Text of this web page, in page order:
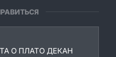
О ПЛАТО ДЕКАН